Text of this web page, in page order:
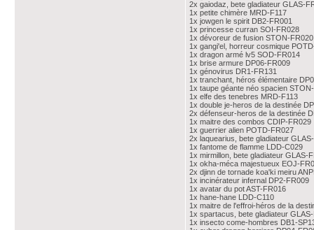
2x gaiodaz, bete gladiateur GLAS-
1x petite chimère MRD-F117
1x jowgen le spirit DB2-FR001
1x princesse curran SOI-FR028
1x dévoreur de fusion STON-FR020
1x gangi'el, horreur cosmique
1x dragon armé lv5 SOD-FR014
1x brise armure DP06-FR009
1x génovirus DR1-FR131
1x tranchant, héros élémentaire
1x taupe géante néo spacien
1x elfe des tenebres MRD-F113
1x double je-heros de la destinée
2x défenseur-heros de la destinée
1x maitre des combos CDIP-FR029
1x guerrier alien POTD-FR027
2x laquearius, bete gladiateur
1x fantome de flamme LDD-C029
1x mirmillon, bete gladiateur GLAS-
1x okha-méca majestueux EOJ-
2x djinn de tornade koa'ki meiru
1x incinérateur infernal DP2-FR009
1x avatar du pot AST-FR016
1x hane-hane LDD-C110
1x maitre de l'effroi-héros de la
1x spartacus, bete gladiateur
1x insecto come-hombres DB1-